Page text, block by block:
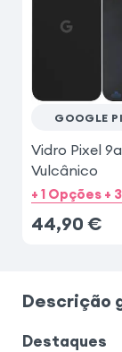
GOOGLE
Vidro Pixel
Vulcânico
+ 1 Opções +
44,90 €
Descrição
Destaques